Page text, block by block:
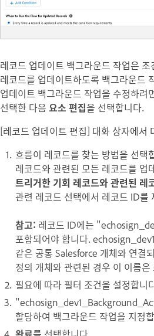
레코드 업데이트 백그라운드 작업은
레코드를 업데이트하도록 백그라운드
업데이트 백그라운드 작업을 수정하려
선택한 다음 요소 편집을 선택합니다.
[레코드 업데이트 편집] 대화 상자에서
흐름이 레코드를 찾는 방법을 선택
레코드와 관련된 모든 레코드를 업
트리거한 기회 레코드와 관련된 레
관련 레코드 선택에서 레코드 ID를
참고: 레코드 ID에는
포함되어야 합니다.
같은 공통 Salesforce 개체와 연결
정의 개체와 관련된 경우 이 이름
필요에 따라 필터 조건을 설정합니
"echosign_dev1_
할당하여 백그라운드 작업을 지정